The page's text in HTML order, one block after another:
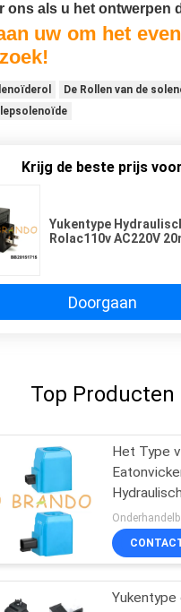
ons als u het ontwerpen
uw om het
De Rollen van de
Krijg de beste prijs voor
Yukentype
Rolac110v AC220V
Doorgaan
Top Producten
Het Type
Yukentype